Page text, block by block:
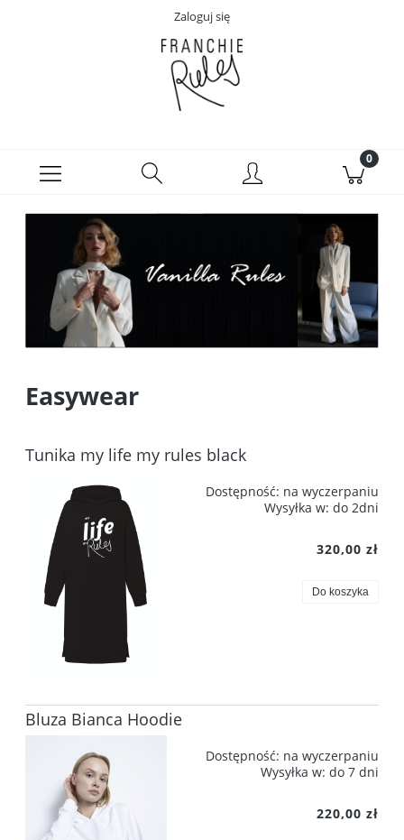
Zaloguj się
Easywear
Tunika my life my rules black
Dostępność: na wyczerpaniu
Wysyłka w: do 2dni
320,00 zł
Do koszyka
Bluza Bianca Hoodie
Dostępność: na wyczerpaniu
Wysyłka w: do 7 dni
220,00 zł